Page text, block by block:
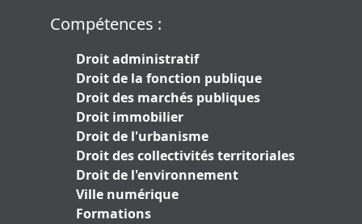
Compétences :
Droit administratif
Droit de la fonction publique
Droit des marchés publiques
Droit immobilier
Droit de l'urbanisme
Droit des collectivités territoriales
Droit de l'environnement
Ville numérique
Formations